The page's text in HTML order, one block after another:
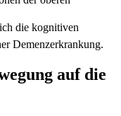
die kognitiven
Demenzerkrankung.
auf die